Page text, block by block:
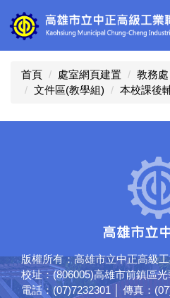
到
主
首頁 處室網頁建置 教務處
文件區(教學組)
本校課後
版權所有：高雄市立中正高級
校址：(806005)高雄市前鎮區
電話：(07)7232301 │ 傳真：